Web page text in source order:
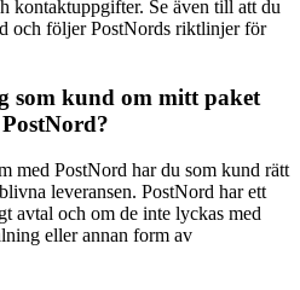
kontaktuppgifter. Se även till att du
och följer PostNords riktlinjer för
som kund om mitt paket
med PostNord har du som kund rätt
leveransen. PostNord har ett
avtal och om de inte lyckas med
eller annan form av